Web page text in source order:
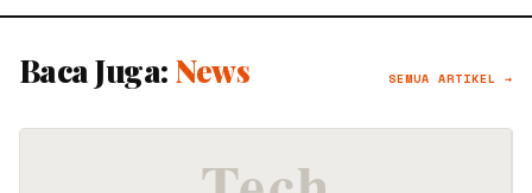
Baca Juga: News SEMUA ARTIKEL →